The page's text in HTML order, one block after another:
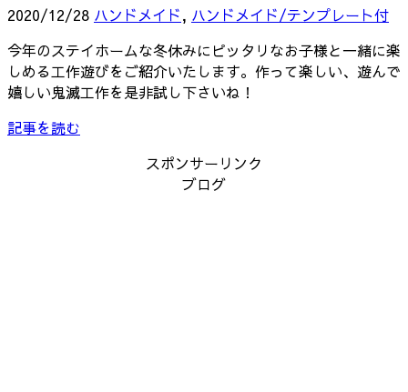
2020/12/28 ハンドメイド, ハンドメイド/テンプレート付
今年のステイホームな冬休みにピッタリなお子様と一緒に楽
しめる工作遊びをご紹介いたします。作って楽しい、遊んで
嬉しい鬼滅工作を是非試し下さいね！
記事を読む
スポンサーリンク
ブログ